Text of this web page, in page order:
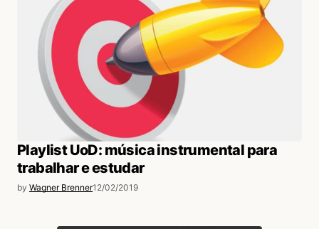
Playlist UoD: música instrumental para
trabalhar e estudar
by Wagner Brenner12/02/2019